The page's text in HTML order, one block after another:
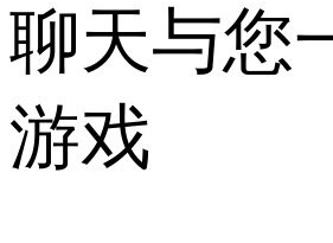
聊天与您
游戏